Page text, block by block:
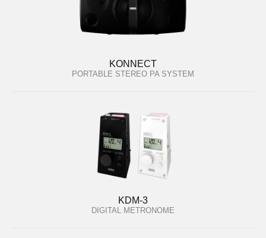
KONNECT
PORTABLE STEREO PA SYSTEM
KDM-3
DIGITAL METRONOME